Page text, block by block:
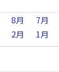
8月
7月
2月 1月